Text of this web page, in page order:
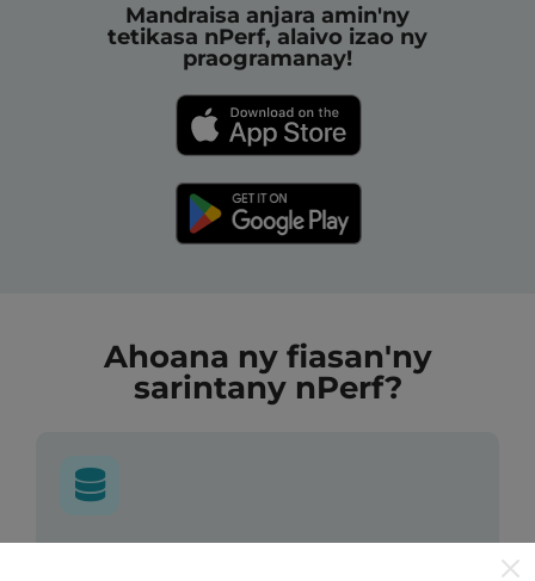
Mandraisa anjara amin'ny
tetikasa nPerf, alaivo izao ny
praogramanay!
Ahoana ny fiasan'ny
sarintany nPerf?